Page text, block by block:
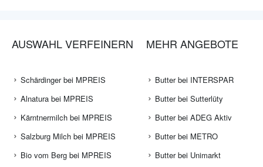
AUSWAHL VERFEINERN
Schärdinger bei MPREIS
Alnatura bei MPREIS
Kärntnermilch bei MPREIS
Salzburg Milch bei MPREIS
Bio vom Berg bei MPREIS
MEHR ANGEBOTE
Butter bei INTERSPAR
Butter bei Sutterlüty
Butter bei ADEG Aktiv
Butter bei METRO
Butter bei Unimarkt